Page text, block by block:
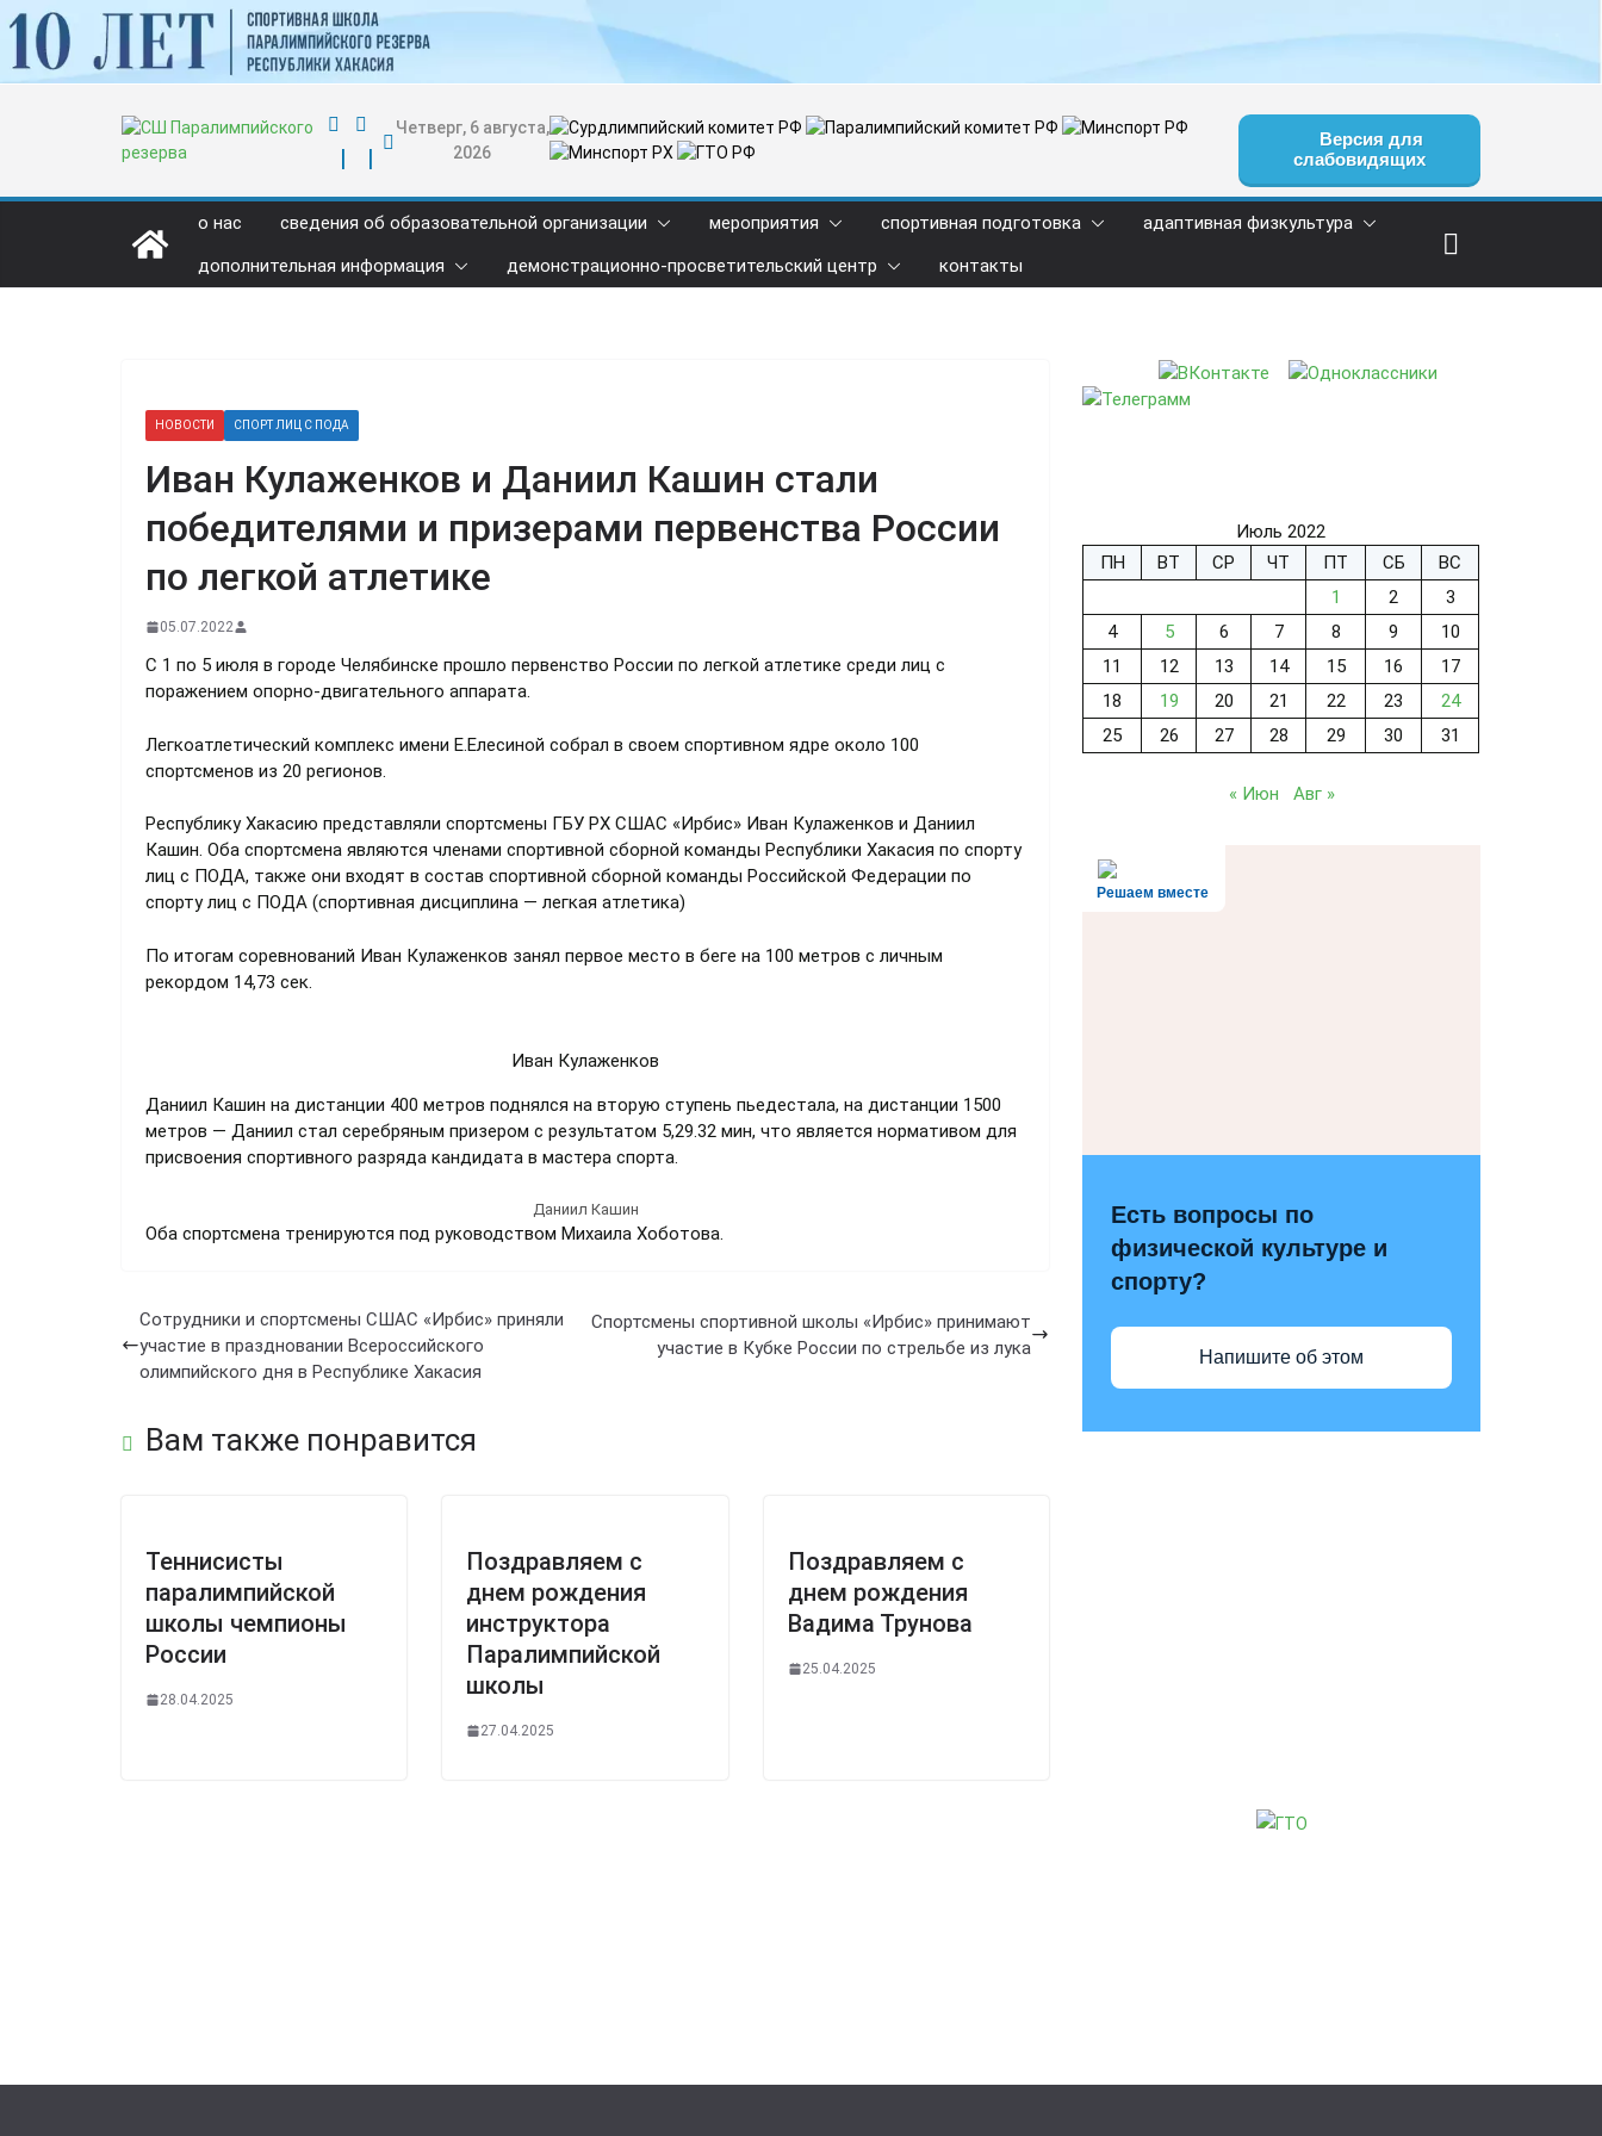
Перейти
содержимому
Четверг, 6 августа,
2026
Версия для
слабовидящих
о нас сведения об образовательной организации мероприятия спортивная подготовка
адаптивная физкультура
дополнительная информация
демонстрационно-просветительский центр контакты
НОВОСТИ СПОРТ ЛИЦ С ПОДА
Иван Кулаженков и Даниил Кашин стали
победителями и призерами первенства России
по легкой атлетике
05.07.2022
С 1 по 5 июля в городе Челябинске прошло первенство России по легкой атлетике среди лиц с
поражением опорно-двигательного аппарата.
Легкоатлетический комплекс имени Е.Елесиной собрал в своем спортивном ядре около 100
спортсменов из 20 регионов.
Республику Хакасию представляли спортсмены ГБУ РХ СШАС «Ирбис» Иван Кулаженков и Даниил
Кашин. Оба спортсмена являются членами спортивной сборной команды Республики Хакасия по спорту
лиц с ПОДА, также они входят в состав спортивной сборной команды Российской Федерации по
спорту лиц с ПОДА (спортивная дисциплина — легкая атлетика)
По итогам соревнований Иван Кулаженков занял первое место в беге на 100 метров с личным
рекордом 14,73 сек.
Иван Кулаженков
Даниил Кашин на дистанции 400 метров поднялся на вторую ступень пьедестала, на дистанции 1500
метров — Даниил стал серебряным призером с результатом 5,29.32 мин, что является нормативом для
присвоения спортивного разряда кандидата в мастера спорта.
Даниил Кашин
Оба спортсмена тренируются под руководством Михаила Хоботова.
Сотрудники и спортсмены СШАС «Ирбис» приняли
участие в праздновании Всероссийского
олимпийского дня в Республике Хакасия
Спортсмены спортивной школы «Ирбис» принимают
участие в Кубке России по стрельбе из лука
Вам также понравится
Теннисисты
паралимпийской
школы чемпионы
России
28.04.2025
Поздравляем с
днем рождения
инструктора
Паралимпийской
школы
27.04.2025
Поздравляем с
днем рождения
Вадима Трунова
25.04.2025
Июль 2022
ПН
ВТ СР ЧТ ПТ СБ
ВС
1
2
3
4
5 6 7 8 9
10
11
12 13 14 15 16
17
18
19 20 21 22 23
24
25
26 27 28 29 30 31
« Июн Авг »
Решаем вместе
Есть вопросы по
физической культуре и
спорту?
Напишите об этом